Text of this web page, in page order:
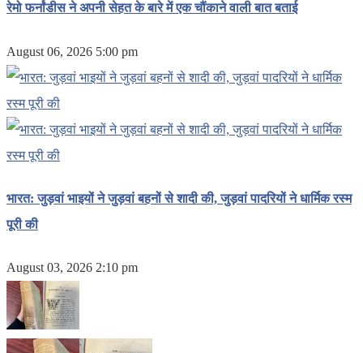
रेमो फर्नांडीस ने अपनी सेहत के बारे में एक चौंकाने वाली बात बताई
August 06, 2026 5:00 pm
भारत: जुड़वां भाइयों ने जुड़वां बहनों से शादी की, जुड़वां पादरियों ने धार्मिक रस्म
पूरी की
August 03, 2026 2:10 pm